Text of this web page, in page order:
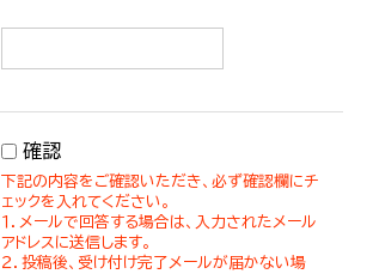
確認
下記の内容をご確認いただき、必ず確認欄にチ
ェックを入れてください。
１．メールで回答する場合は、入力されたメール
アドレスに送信します。
２．投稿後、受け付け完了メールが届かない場